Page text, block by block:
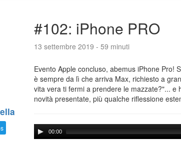
#102: iPhone PRO
13 settembre 2019 - 59 minuti
Evento Apple concluso, abemus iPhone Pro!
è sempre da lì che arriva Max, richiesto a
vita vera ti fermi a prendere le mazzate?"...
novità presentate, più qualche riflessione
00:00